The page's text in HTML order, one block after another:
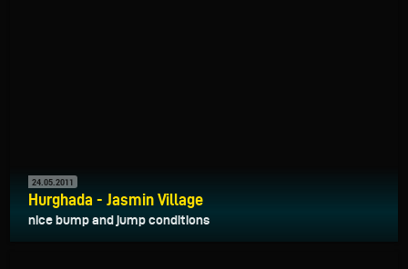
24.05.2011
Hurghada - Jasmin Village
nice bump and jump conditions